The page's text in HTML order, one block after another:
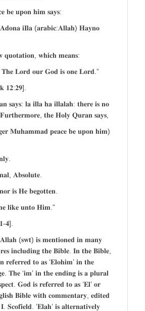
𝐛𝐞 𝐮𝐩𝐨𝐧 𝐡𝐢𝐦 𝐬𝐚𝐲𝐬:
𝐢𝐈𝐥𝐚 (𝐚𝐫𝐚𝐛𝐢𝐜:𝐀𝐥𝐥𝐚𝐡) 𝐇𝐚𝐲𝐧𝐨
𝐪𝐮𝐨𝐭𝐚𝐭𝐢𝐨𝐧, 𝐰𝐡𝐢𝐜𝐡 𝐦𝐞𝐚𝐧𝐬:
𝐓𝐡𝐞 𝐋𝐨𝐫𝐝 𝐨𝐮𝐫 𝐆𝐨𝐝 𝐢𝐬 𝐨𝐧𝐞 𝐋𝐨𝐫𝐝.”
𝟏𝟐:𝟐𝟗].
𝐥𝐚 𝐢𝐥𝐥𝐚 𝐡𝐚 𝐢𝐥𝐥𝐚𝐥𝐚𝐡: 𝐭𝐡𝐞𝐫𝐞 𝐢𝐬 𝐧𝐨
𝐭𝐡𝐞 𝐇𝐨𝐥𝐲 𝐐𝐮𝐫𝐚𝐧 𝐬𝐚𝐲𝐬,
𝐌𝐮𝐡𝐚𝐦𝐦𝐚𝐝 𝐩𝐞𝐚𝐜𝐞 𝐛𝐞 𝐮𝐩𝐨𝐧 𝐡𝐢𝐦)
𝐀𝐛𝐬𝐨𝐥𝐮𝐭𝐞.
𝐢𝐬 𝐇𝐞 𝐛𝐞𝐠𝐨𝐭𝐭𝐞𝐧.
𝐥𝐢𝐤𝐞 𝐮𝐧𝐭𝐨 𝐇𝐢𝐦.”
𝟒].
(𝐬𝐰𝐭) 𝐢𝐬 𝐦𝐞𝐧𝐭𝐢𝐨𝐧𝐞𝐝 𝐢𝐧 𝐦𝐚𝐧𝐲
𝐢𝐧𝐜𝐥𝐮𝐝𝐢𝐧𝐠 𝐭𝐡𝐞 𝐁𝐢𝐛𝐥𝐞. 𝐈𝐧 𝐭𝐡𝐞 𝐁𝐢𝐛𝐥𝐞,
𝐫𝐞𝐟𝐞𝐫𝐫𝐞𝐝 𝐭𝐨 𝐚𝐬 ‘𝐄𝐥𝐨𝐡𝐢𝐦’ 𝐢𝐧 𝐭𝐡𝐞
𝐓𝐡𝐞 ‘𝐢𝐦’ 𝐢𝐧 𝐭𝐡𝐞 𝐞𝐧𝐝𝐢𝐧𝐠 𝐢𝐬 𝐚 𝐩𝐥𝐮𝐫𝐚𝐥
𝐆𝐨𝐝 𝐢𝐬 𝐫𝐞𝐟𝐞𝐫𝐫𝐞𝐝 𝐭𝐨 𝐚𝐬 ‘𝐄𝐥’ 𝐨𝐫
𝐁𝐢𝐛𝐥𝐞 𝐰𝐢𝐭𝐡 𝐜𝐨𝐦𝐦𝐞𝐧𝐭𝐚𝐫𝐲, 𝐞𝐝𝐢𝐭𝐞𝐝
‘𝐄𝐥𝐚𝐡’ 𝐢𝐬 𝐚𝐥𝐭𝐞𝐫𝐧𝐚𝐭𝐢𝐯𝐞𝐥𝐲